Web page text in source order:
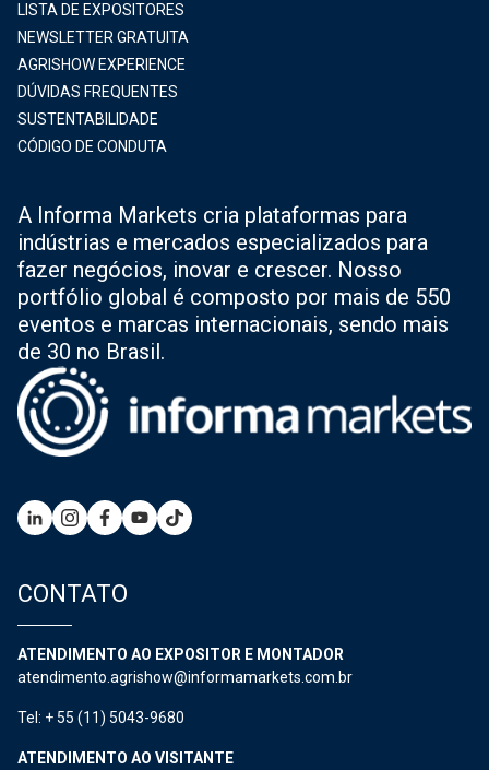
LISTA DE EXPOSITORES
NEWSLETTER GRATUITA
AGRISHOW EXPERIENCE
DÚVIDAS FREQUENTES
SUSTENTABILIDADE
CÓDIGO DE CONDUTA
A Informa Markets cria plataformas para
indústrias e mercados especializados para
fazer negócios, inovar e crescer. Nosso
portfólio global é composto por mais de 550
eventos e marcas internacionais, sendo mais
de 30 no Brasil.
CONTATO
ATENDIMENTO AO EXPOSITOR E MONTADOR
atendimento.agrishow@informamarkets.com.br
Tel: + 55 (11) 5043-9680
ATENDIMENTO AO VISITANTE